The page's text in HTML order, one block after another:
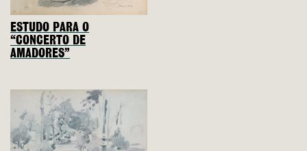
ESTUDO PARA O
“CONCERTO DE
AMADORES”